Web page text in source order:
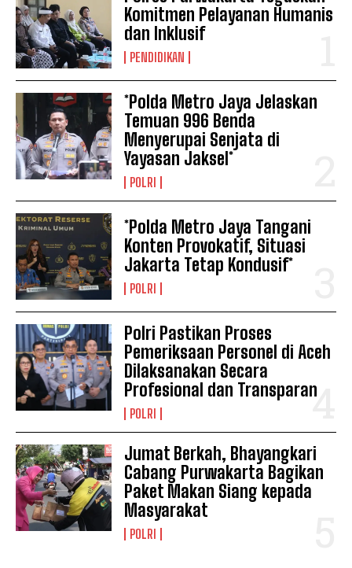
Komitmen Pelayanan Humanis
dan Inklusif
PENDIDIKAN
*Polda Metro Jaya Jelaskan
Temuan 996 Benda
Menyerupai Senjata di
Yayasan Jaksel*
POLRI
*Polda Metro Jaya Tangani
Konten Provokatif, Situasi
Jakarta Tetap Kondusif*
POLRI
Polri Pastikan Proses
Pemeriksaan Personel di Aceh
Dilaksanakan Secara
Profesional dan Transparan
POLRI
Jumat Berkah, Bhayangkari
Cabang Purwakarta Bagikan
Paket Makan Siang kepada
Masyarakat
POLRI